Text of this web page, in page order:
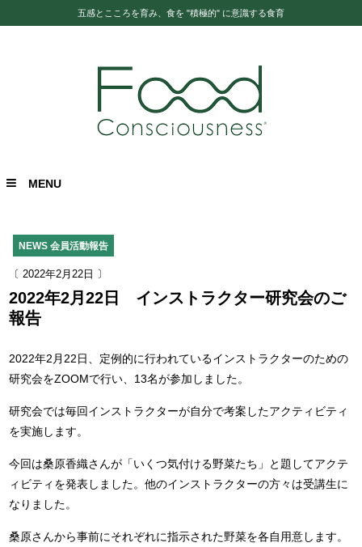
五感とこころを育み、食を "積極的" に意識する食育
MENU
NEWS 会員活動報告
〔 2022年2月22日 〕
2022年2月22日 インストラクター研究会のご
報告
2022年2月22日、定例的に行われているインストラクターのための
研究会をZOOMで行い、13名が参加しました。
研究会では毎回インストラクターが自分で考案したアクティビティ
を実施します。
今回は桑原香織さんが「いくつ気付ける野菜たち」と題してアクテ
ィビティを発表しました。他のインストラクターの方々は受講生に
なりました。
桑原さんから事前にそれぞれに指示された野菜を各自用意します。